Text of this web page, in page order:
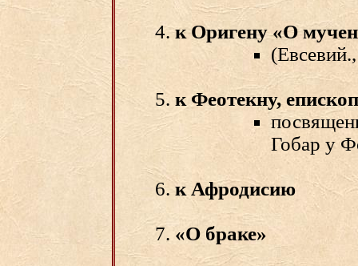
к Оригену «О
к Феотекну,
Гобар у
к Афродисию
«О браке»